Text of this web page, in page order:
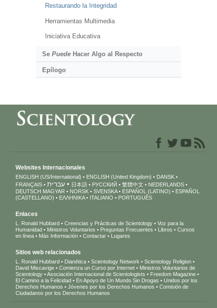
Restaurando la Integridad
Herramientas Multimedia
Iniciativa Educativa
Se PuedeHacer Algo al Respecto
Epílogo
Websites Internacionales
ENGLISH (US/International) ENGLISH (United Kingdom)
DANSK
FRANÇAIS
עברית 日本語 РУССКИЙ 繁體中文
NEDERLANDS
DEUTSCH MAGYAR NORSK SVENSKA ESPAÑOL (LATINO)
ESPAÑOL
(CASTELLANO)
ΕΛΛΗΝΙΚA ITALIANO PORTUGUÊS
Enlaces
L. Ronald Hubbard Creencias y Prácticas de Scientology
Voz para la
Humanidad
Ministros Voluntarios Preguntas Frecuentes Libros
Cursos
en línea
Más Información Contactar Lugares
Sitios web relacionados
L. Ronald Hubbard Dianética Scientology Network
Scientology Religion
David Miscavige
Comienza un Curso por Internet
Ministros Voluntarios de
Scientology
Asociación Internacional de Scientologists
Freedom Magazine
El Camino a la Felicidad
En Apoyo de Un Mundo Sin Drogas
Unidos por los
Derechos Humanos
Jóvenes por los Derechos Humanos
Comisión de
Ciudadanos por los Derechos Humanos